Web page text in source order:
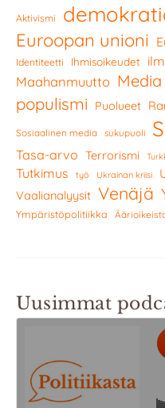
Aktivismi
Euroopan unioni
Identiteetti Ihmisoikeudet
Maahanmuutto Media
populismi Puolueet
Sosiaalinen media sukupuoli
Tasa-arvo Terrorismi
Tutkimus työ Ukrainan kriisi
Vaalianalyysit Venäjä
Ympäristöpolitiikka
Uusimmat